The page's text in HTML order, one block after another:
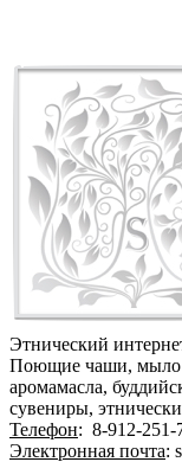
Этнический
Поющие чаши, мыло
аромамасла,
сувениры,
Телефон: 8-912-251-
Электронная почта: